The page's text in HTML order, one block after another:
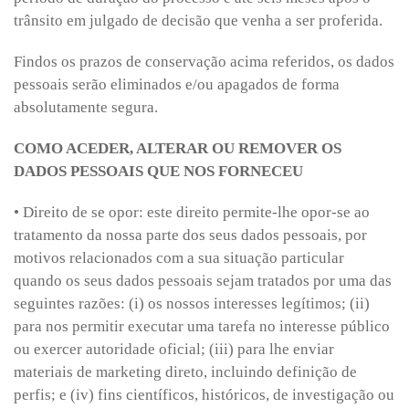
trânsito em julgado de decisão que venha a ser proferida.
Findos os prazos de conservação acima referidos, os dados
pessoais serão eliminados e/ou apagados de forma
absolutamente segura.
COMO ACEDER, ALTERAR OU REMOVER OS
DADOS PESSOAIS QUE NOS FORNECEU
• Direito de se opor: este direito permite-lhe opor-se ao
tratamento da nossa parte dos seus dados pessoais, por
motivos relacionados com a sua situação particular
quando os seus dados pessoais sejam tratados por uma das
seguintes razões: (i) os nossos interesses legítimos; (ii)
para nos permitir executar uma tarefa no interesse público
ou exercer autoridade oficial; (iii) para lhe enviar
materiais de marketing direto, incluindo definição de
perfis; e (iv) fins científicos, históricos, de investigação ou